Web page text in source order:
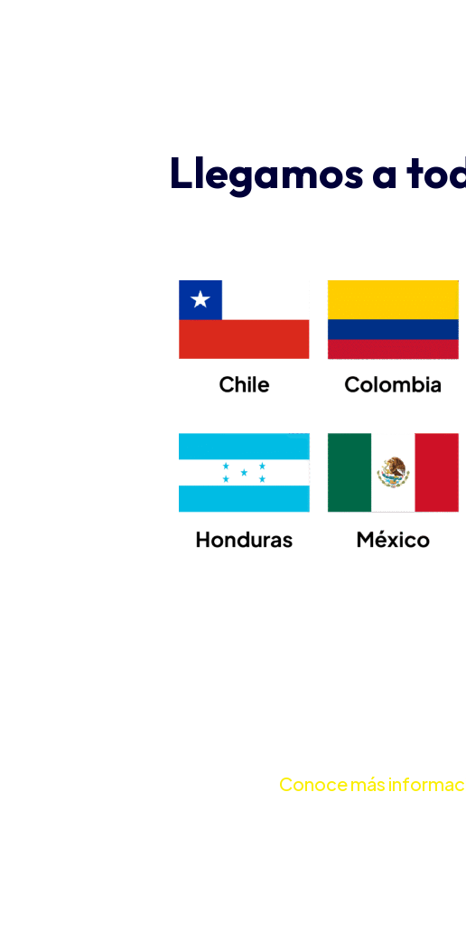
Llegamos a
Conoce más